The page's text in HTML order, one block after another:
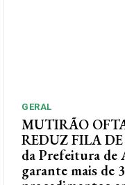
GERAL
MUTIRÃO
REDUZ FILA DE
da Prefeitura de
garante mais de